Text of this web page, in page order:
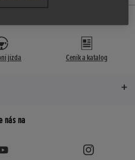
jízda Ceník a katalog
nás na